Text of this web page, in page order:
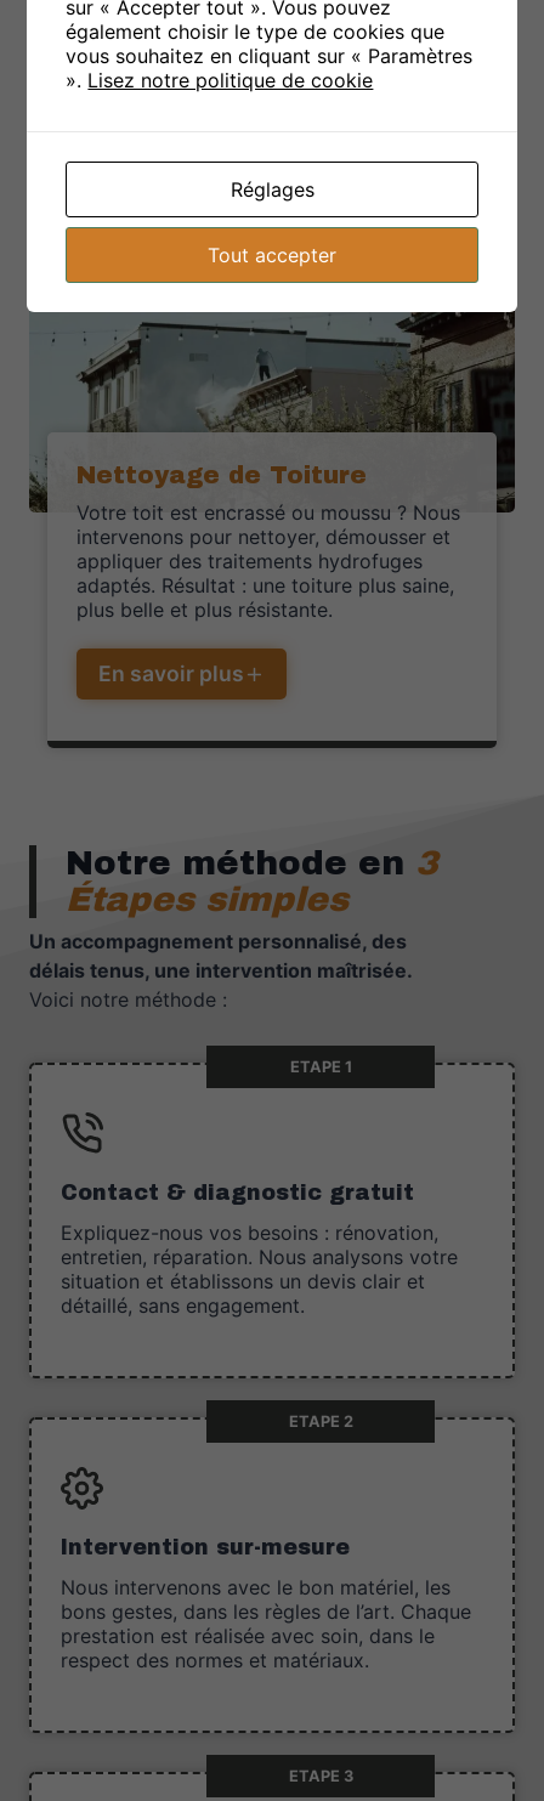
et forgets en PVC, aluminium ou métal. Un
rendu propre, esthétique et durable qui
valorise votre maison.
En savoir plus
Nettoyage de Toiture
Votre toit est encrassé ou moussu ? Nous
intervenons pour nettoyer, démousser et
appliquer des traitements hydrofuges
adaptés. Résultat : une toiture plus saine,
plus belle et plus résistante.
En savoir plus
Notre méthode en 3
Étapes simples
Un accompagnement personnalisé, des
délais tenus, une intervention maîtrisée.
Voici notre méthode :
ETAPE 1
Contact & diagnostic gratuit
Expliquez-nous vos besoins : rénovation,
entretien, réparation. Nous analysons votre
situation et établissons un devis clair et
détaillé, sans engagement.
ETAPE 2
Intervention sur-mesure
Nous intervenons avec le bon matériel, les
bons gestes, dans les règles de l’art. Chaque
prestation est réalisée avec soin, dans le
respect des normes et matériaux.
ETAPE 3
sur « Accepter tout ». Vous pouvez
également choisir le type de cookies que
vous souhaitez en cliquant sur « Paramètres
». Lisez notre politique de cookie
Réglages
Tout accepter